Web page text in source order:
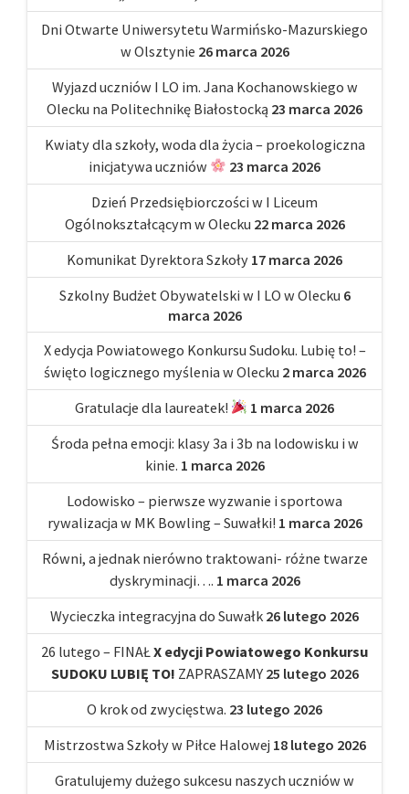
Dni Otwarte Uniwersytetu Warmińsko-Mazurskiego
w Olsztynie 26 marca 2026
Wyjazd uczniów I LO im. Jana Kochanowskiego w
Olecku na Politechnikę Białostocką 23 marca 2026
Kwiaty dla szkoły, woda dla życia – proekologiczna
inicjatywa uczniów
23 marca 2026
Dzień Przedsiębiorczości w I Liceum
Ogólnokształcącym w Olecku 22 marca 2026
Komunikat Dyrektora Szkoły 17 marca 2026
Szkolny Budżet Obywatelski w I LO w Olecku 6
marca 2026
X edycja Powiatowego Konkursu Sudoku. Lubię to! –
święto logicznego myślenia w Olecku 2 marca 2026
Gratulacje dla laureatek!
1 marca 2026
Środa pełna emocji: klasy 3a i 3b na lodowisku i w
kinie. 1 marca 2026
Lodowisko – pierwsze wyzwanie i sportowa
rywalizacja w MK Bowling – Suwałki! 1 marca 2026
Równi, a jednak nierówno traktowani- różne twarze
dyskryminacji…. 1 marca 2026
Wycieczka integracyjna do Suwałk 26 lutego 2026
26 lutego – FINAŁ X edycji Powiatowego Konkursu
SUDOKU LUBIĘ TO! ZAPRASZAMY 25 lutego 2026
O krok od zwycięstwa. 23 lutego 2026
Mistrzostwa Szkoły w Piłce Halowej 18 lutego 2026
Gratulujemy dużego sukcesu naszych uczniów w